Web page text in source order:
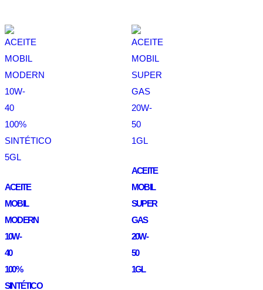
ACEITE
MOBIL
MODERN
10W-
40
100%
SINTÉTICO
ACEITE
MOBIL
SUPER
GAS
20W-
50
1GL